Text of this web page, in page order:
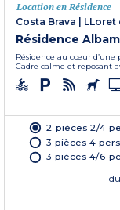
Location en Résidence
Costa Brava
LLoret
Résidence
Résidence au cœur d’une
Cadre calme et reposant
2 pièces 2/4
3 pièces 4 pers.
3 pièces 4/6
du